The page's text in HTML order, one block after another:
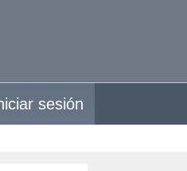
sesión